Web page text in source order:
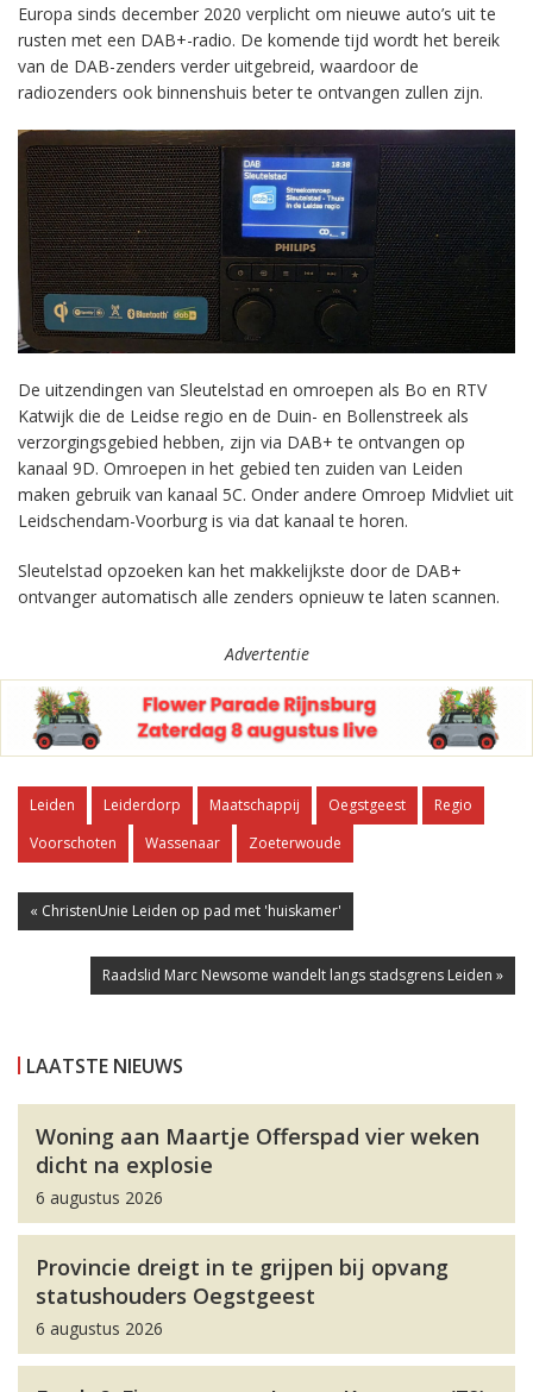
Europa sinds december 2020 verplicht om nieuwe auto’s uit te
rusten met een DAB+-radio. De komende tijd wordt het bereik
van de DAB-zenders verder uitgebreid, waardoor de
radiozenders ook binnenshuis beter te ontvangen zullen zijn.
De uitzendingen van Sleutelstad en omroepen als Bo en RTV
Katwijk die de Leidse regio en de Duin- en Bollenstreek als
verzorgingsgebied hebben, zijn via DAB+ te ontvangen op
kanaal 9D. Omroepen in het gebied ten zuiden van Leiden
maken gebruik van kanaal 5C. Onder andere Omroep Midvliet uit
Leidschendam-Voorburg is via dat kanaal te horen.
Sleutelstad opzoeken kan het makkelijkste door de DAB+
ontvanger automatisch alle zenders opnieuw te laten scannen.
Advertentie
Leiden Leiderdorp Maatschappij Oegstgeest
Regio
Voorschoten
Wassenaar Zoeterwoude
« ChristenUnie Leiden op pad met 'huiskamer'
Raadslid Marc Newsome wandelt langs stadsgrens Leiden »
LAATSTE NIEUWS
Woning aan Maartje Offerspad vier weken
dicht na explosie
6 augustus 2026
Provincie dreigt in te grijpen bij opvang
statushouders Oegstgeest
6 augustus 2026